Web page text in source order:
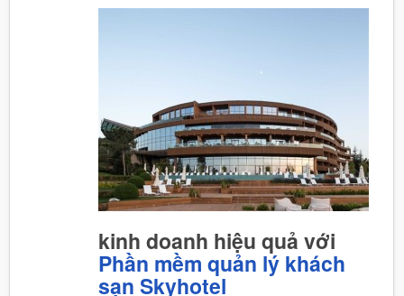
kinh doanh hiệu quả với
Phần mềm quản lý khách
sạn Skyhotel